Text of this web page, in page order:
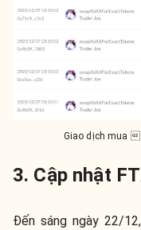
Giao dịch mua
3. Cập nhật
Đến sáng ngày 22/